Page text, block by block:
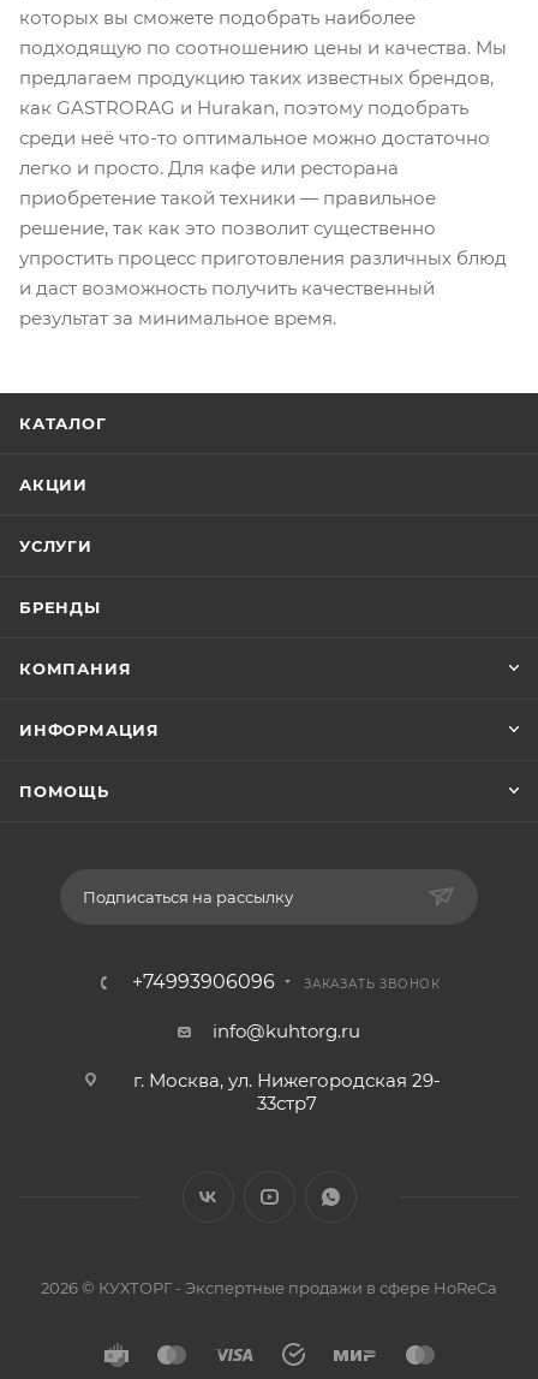
которых вы сможете подобрать наиболее
подходящую по соотношению цены и качества. Мы
предлагаем продукцию таких известных брендов,
как GASTRORAG и Hurakan, поэтому подобрать
среди неё что-то оптимальное можно достаточно
легко и просто. Для кафе или ресторана
приобретение такой техники — правильное
решение, так как это позволит существенно
упростить процесс приготовления различных блюд
и даст возможность получить качественный
результат за минимальное время.
КАТАЛОГ
АКЦИИ
УСЛУГИ
БРЕНДЫ
КОМПАНИЯ
ИНФОРМАЦИЯ
ПОМОЩЬ
Подписаться на рассылку
+74993906096 ЗАКАЗАТЬ ЗВОНОК
info@kuhtorg.ru
г. Москва, ул. Нижегородская 29-
33стр7
2026 © КУХТОРГ - Экспертные продажи в сфере HoReCa